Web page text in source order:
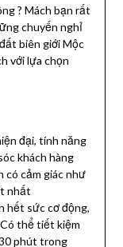
? Mách bạn rất
chuyến nghỉ
biên giới Mộc
với lựa chọn
đại, tính năng
khách hàng
có cảm giác như
nhất
hết sức cơ động,
thể tiết kiệm
phút trong